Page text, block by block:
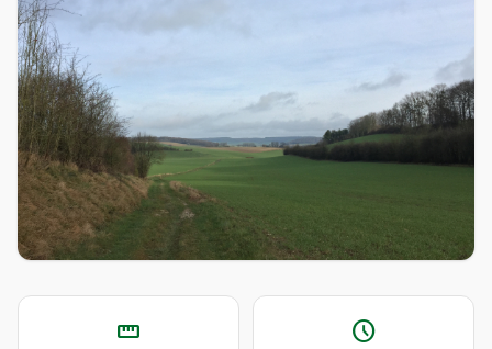
straighten schedule